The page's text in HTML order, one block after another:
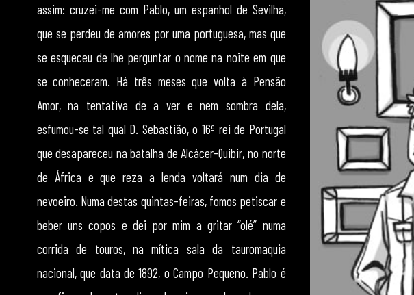
assim: cruzei-me com Pablo, um espanhol de Sevilha,
que se perdeu de amores por uma portuguesa, mas que
se esqueceu de lhe perguntar o nome na noite em que
se conheceram. Há três meses que volta à Pensão
Amor, na tentativa de a ver e nem sombra dela,
esfumou-se tal qual D. Sebastião, o 16º rei de Portugal
que desapareceu na batalha de Alcácer-Quibir, no norte
de África e que reza a lenda voltará num dia de
nevoeiro. Numa destas quintas-feiras, fomos petiscar e
beber uns copos e dei por mim a gritar “olé” numa
corrida de touros, na mítica sala da tauromaquia
nacional, que data de 1892, o Campo Pequeno. Pablo é